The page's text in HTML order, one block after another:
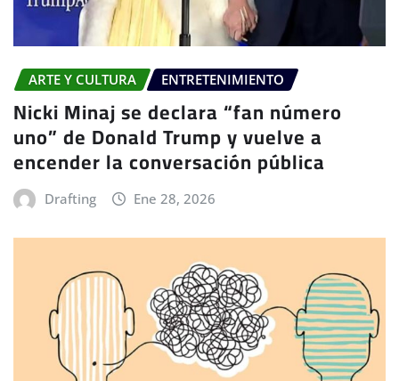
ARTE Y CULTURA ENTRETENIMIENTO
Nicki Minaj se declara “fan número
uno” de Donald Trump y vuelve a
encender la conversación pública
Drafting Ene 28, 2026